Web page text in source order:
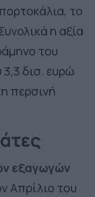
το
η αξία
του
3,3 δισ. ευρώ
περσινή
εξαγωγών
Απρίλιο του